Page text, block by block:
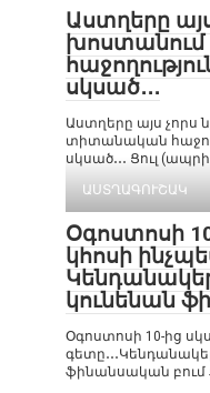
Աստղերը
սկսած․․․
Աստղերը այս չորս
տիտանական
սկսած․․․ Ցուլ
ԱՍՏՂԱԳՈՒՇԱԿ
Օգոստոսի
կհոսի
կունենան
Օգոստոսի 10-ից
ֆինանսական